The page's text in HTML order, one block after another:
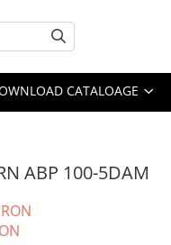
CATALOAGE
ABP 100-5DAM